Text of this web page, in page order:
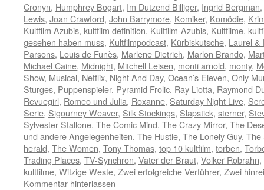
Cronyn, Humphrey Bogart, Im Dutzend Billiger, Ingrid Bergman,
Lewis, Joan Crawford, John Barrymore, Komiker, Komödie,
Kultfilm Azubis, kultfilm definition, Kultfilm-Azubis, Kultfilme,
gesehen haben muss, Kultfilmpodcast, Kürbiskutsche, Laurel &
Parsons, Louis de Funès, Marlene Dietrich, Marlon Brando,
Michael Caine, Midnight, Mitchell Leisen, monti arnold, monty,
Show, Musical, Netflix, Night And Day, Ocean’s Eleven, Only
Sturges, Puppenspieler, Pyramid Frolic, Ray Liotta, Raymond
Revuegirl, Romeo und Julia, Roxanne, Saturday Night Live,
Serie, Sigourney Weaver, Silk Stockings, Slapstick, sterner,
Sylvester Stallone, The Comic Mind, The Crazy Mirror, The
und andere Angelegenheiten, The Hustle, The Lonely Guy, The
herald, The Women, Tony Thomas, top 10 kultfilm, torben,
Trading Places, TV-Synchron, Vater der Braut, Volker Robrahn,
kultfilme, Witzige Weste, Zwei erfolgreiche Verführer, Zwei
Kommentar hinterlassen